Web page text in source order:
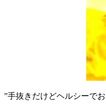
”手抜きだけどヘルシーで